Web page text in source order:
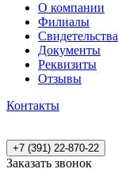
О компании
Филиалы
Свидетельства
Документы
Реквизиты
Отзывы
Контакты
+7 (391) 22-870-22
Заказать звонок